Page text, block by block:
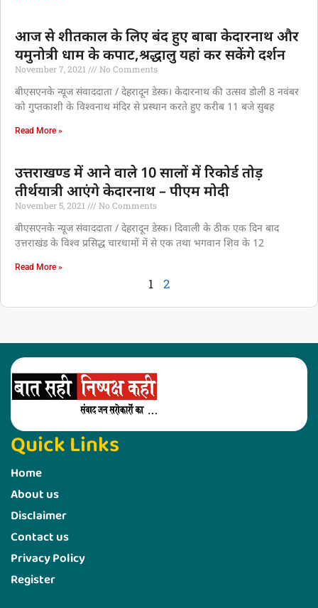
आज से शीतकाल के लिए बंद हुए बाबा केदारनाथ और
यमुनोत्री धाम के कपाट,श्रद्धालु यहां कर सकेंगे दर्शन
November 7, 2021 No Comments
बीएसएनके न्यूज संवाददाता / देहरादून डेस्क। केदारनाथ की उत्सव डोली 8 नवंबर
को गुप्तकाशी के विश्वनाथ मंदिर से प्रस्थान करते हुए करीब 11 बजे सुबह
Read More »
उत्तराखण्ड में आने वाले 10 सालों में रिकोर्ड तोड़
तीर्थयात्री आएंगे केदारनाथ – पीएम मोदी
November 5, 2021 No Comments
बीएसएनके न्यूज संवाददाता / देहरादून डेस्क। दिवाली के ठीक एक दिन बाद
उत्तराखंड के विश्व प्रसिद्ध चारधामों में से एक तथा भगवान शिव के 12
Read More »
1 2
Quick Links
Home
About us
Disclaimer
Contact us
Privacy Policy
Register